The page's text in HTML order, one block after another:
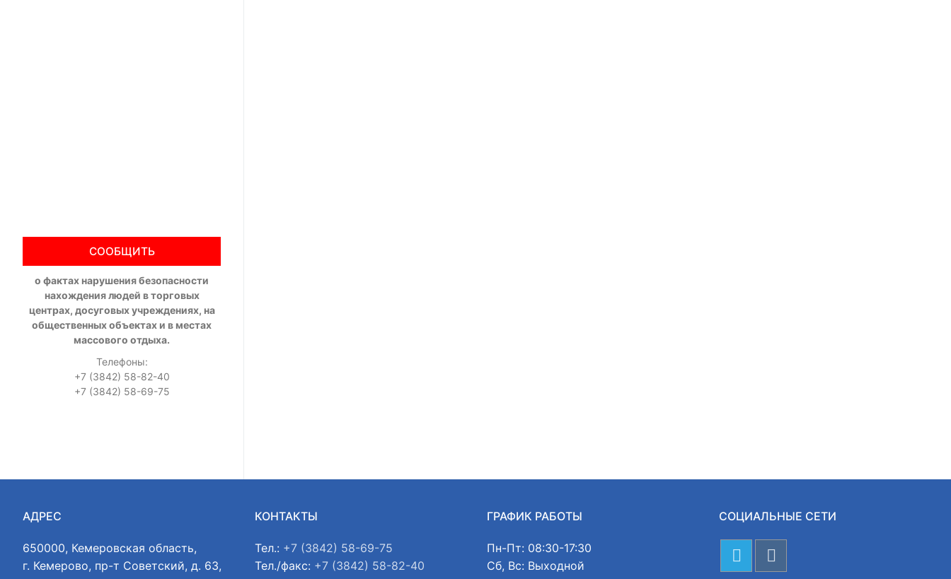
СООБЩИТЬ
о фактах нарушения безопасности
нахождения людей в торговых
центрах, досуговых учреждениях, на
общественных объектах и в местах
массового отдыха.
Телефоны:
+7 (3842) 58-82-40
+7 (3842) 58-69-75
АДРЕС
650000, Кемеровская область,
г. Кемерово, пр-т Советский, д. 63,
КОНТАКТЫ
Тел.: +7 (3842) 58-69-75
Тел./факс: +7 (3842) 58-82-40
ГРАФИК РАБОТЫ
Пн-Пт: 08:30-17:30
Сб, Вс: Выходной
СОЦИАЛЬНЫЕ СЕТИ